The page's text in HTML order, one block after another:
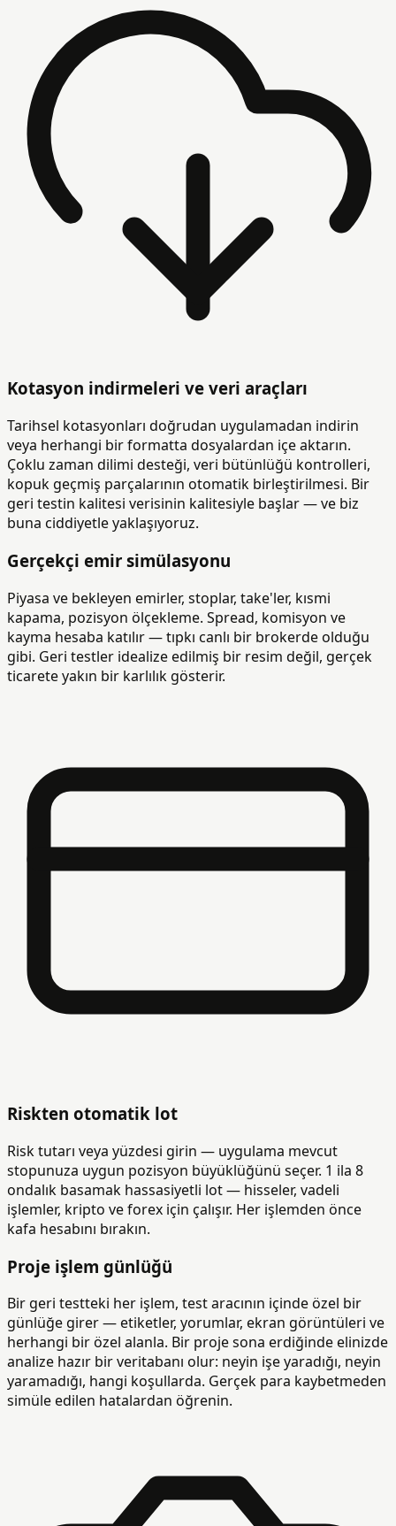
Kotasyon indirmeleri ve veri araçları
Tarihsel kotasyonları doğrudan uygulamadan indirin
veya herhangi bir formatta dosyalardan içe aktarın.
Çoklu zaman dilimi desteği, veri bütünlüğü kontrolleri,
kopuk geçmiş parçalarının otomatik birleştirilmesi. Bir
geri testin kalitesi verisinin kalitesiyle başlar — ve biz
buna ciddiyetle yaklaşıyoruz.
Gerçekçi emir simülasyonu
Piyasa ve bekleyen emirler, stoplar, take'ler, kısmi
kapama, pozisyon ölçekleme. Spread, komisyon ve
kayma hesaba katılır — tıpkı canlı bir brokerde olduğu
gibi. Geri testler idealize edilmiş bir resim değil, gerçek
ticarete yakın bir karlılık gösterir.
Riskten otomatik lot
Risk tutarı veya yüzdesi girin — uygulama mevcut
stopunuza uygun pozisyon büyüklüğünü seçer. 1 ila 8
ondalık basamak hassasiyetli lot — hisseler, vadeli
işlemler, kripto ve forex için çalışır. Her işlemden önce
kafa hesabını bırakın.
Proje işlem günlüğü
Bir geri testteki her işlem, test aracının içinde özel bir
günlüğe girer — etiketler, yorumlar, ekran görüntüleri ve
herhangi bir özel alanla. Bir proje sona erdiğinde elinizde
analize hazır bir veritabanı olur: neyin işe yaradığı, neyin
yaramadığı, hangi koşullarda. Gerçek para kaybetmeden
simüle edilen hatalardan öğrenin.